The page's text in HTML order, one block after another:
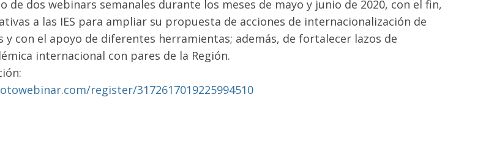
de dos webinars semanales durante los meses de mayo y junio de 2020, con el fin,
a las IES para ampliar su propuesta de acciones de internacionalización de
y con el apoyo de diferentes herramientas; además, de fortalecer lazos de
internacional con pares de la Región.
register/3172617019225994510